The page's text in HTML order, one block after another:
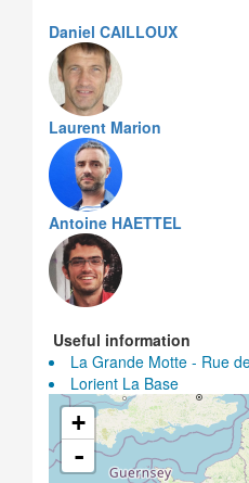
Daniel CAILLOUX
Laurent Marion
Antoine HAETTEL
Useful information
La Grande Motte - Rue
Lorient La Base
+
-